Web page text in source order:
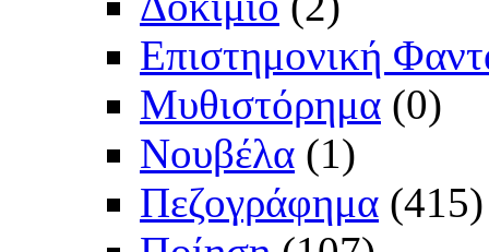
Επιστημονική
Μυθιστόρημα (0)
Νουβέλα (1)
Πεζογράφημα (415)